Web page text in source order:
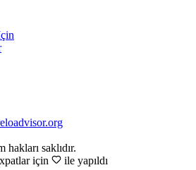
saklıdır.
için
ile yapıldı